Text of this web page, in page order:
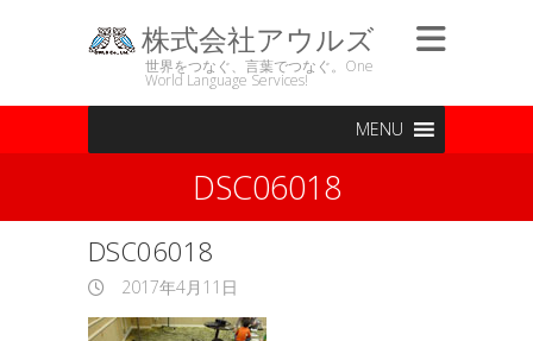
株式会社アウルズ
世界をつなぐ、言葉でつなぐ。One
World Language Services!
MENU
DSC06018
DSC06018
2017年4月11日